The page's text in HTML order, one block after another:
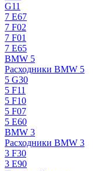
G11
7 Е67
7 F02
7 F01
7 E65
BMW 5
Расходники BMW 5
5 G30
5 F11
5 F10
5 F07
5 E60
BMW 3
Расходники BMW 3
3 F30
3 E90